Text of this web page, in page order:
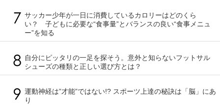
サッカー少年が一日に消費しているカロリーはどのくら
い？ 子どもに必要な“食事量”とバランスの良い“食事メニュ
ー”を知る
自分にピッタリの一足を探そう。意外と知らないフットサル
シューズの種類と正しい選び方とは？
運動神経は”才能”ではない!? スポーツ上達の秘訣は「脳」にあ
り